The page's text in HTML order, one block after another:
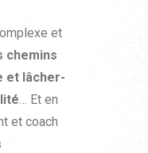
et
chemins
et lâcher-
… Et en
et coach